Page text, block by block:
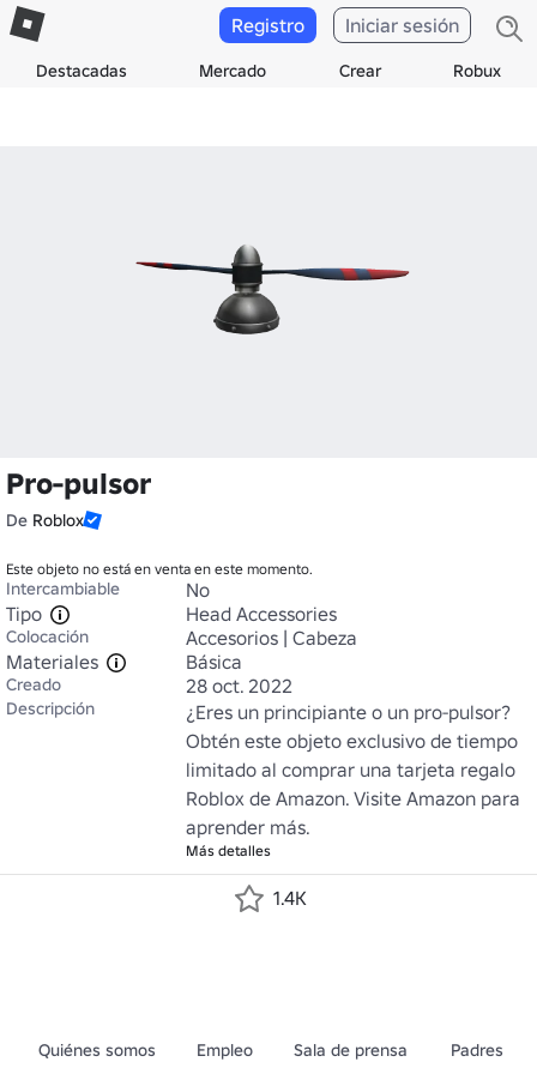
Destacadas Mercado Crear Robux
Registro Iniciar sesión
Pro-pulsor
De Roblox
Este objeto no está en venta en este momento.
Intercambiable
No
Tipo
Head Accessories
Colocación
Accesorios | Cabeza
Materiales
Básica
Creado 28 oct. 2022
Descripción
¿Eres un principiante o un pro-pulsor?
Obtén este objeto exclusivo de tiempo
limitado al comprar una tarjeta regalo
Roblox de Amazon. Visite Amazon para
aprender más.
Más detalles
1.4K
Quiénes somos Empleo Sala de prensa Padres